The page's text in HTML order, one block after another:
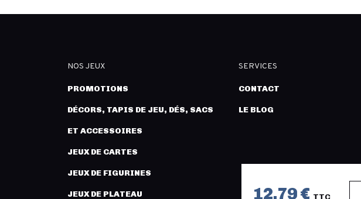
12,79 € TTC
NOS JEUX
PROMOTIONS
DÉCORS, TAPIS DE JEU, DÉS, SACS
ET ACCESSOIRES
JEUX DE CARTES
JEUX DE FIGURINES
JEUX DE PLATEAU
SERVICES
CONTACT
LE BLOG